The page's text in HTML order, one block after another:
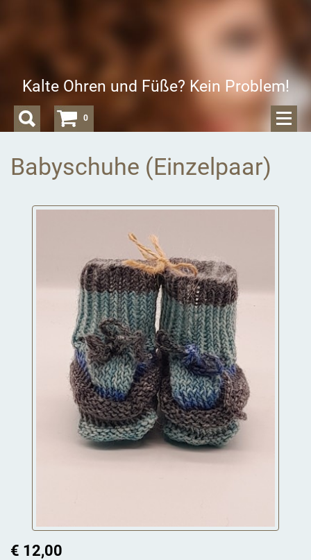
Kalte Ohren und Füße? Kein Problem!
Babyschuhe (Einzelpaar)
€ 12,00
0